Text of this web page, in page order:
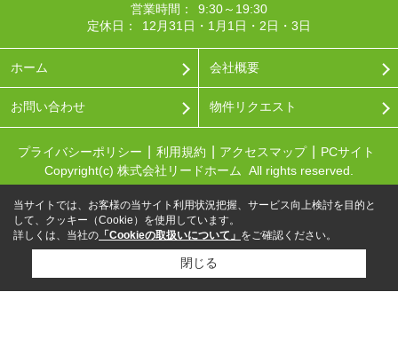
営業時間：
9:30～19:30
定休日：
12月31日・1月1日・2日・3日
ホーム 会社概要
お問い合わせ 物件リクエスト
プライバシーポリシー 利用規約 アクセスマップ
PCサイト
Copyright(c) 株式会社リードホーム All rights reserved.
当サイトでは、お客様の当サイト利用状況把握、サービス向上検討を目的と
して、クッキー（Cookie）を使用しています。
詳しくは、当社の 「Cookieの取扱いについて」 をご確認ください。
閉じる